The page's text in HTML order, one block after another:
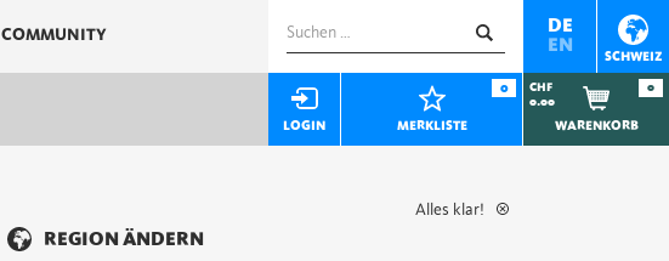
COMMUNITY
DE
EN
SCHWEIZ
Suchen
nach:
LOGIN MERKLISTE
0
CHF
0.00
WARENKORB
0
REGION ÄNDERN
Alles klar!